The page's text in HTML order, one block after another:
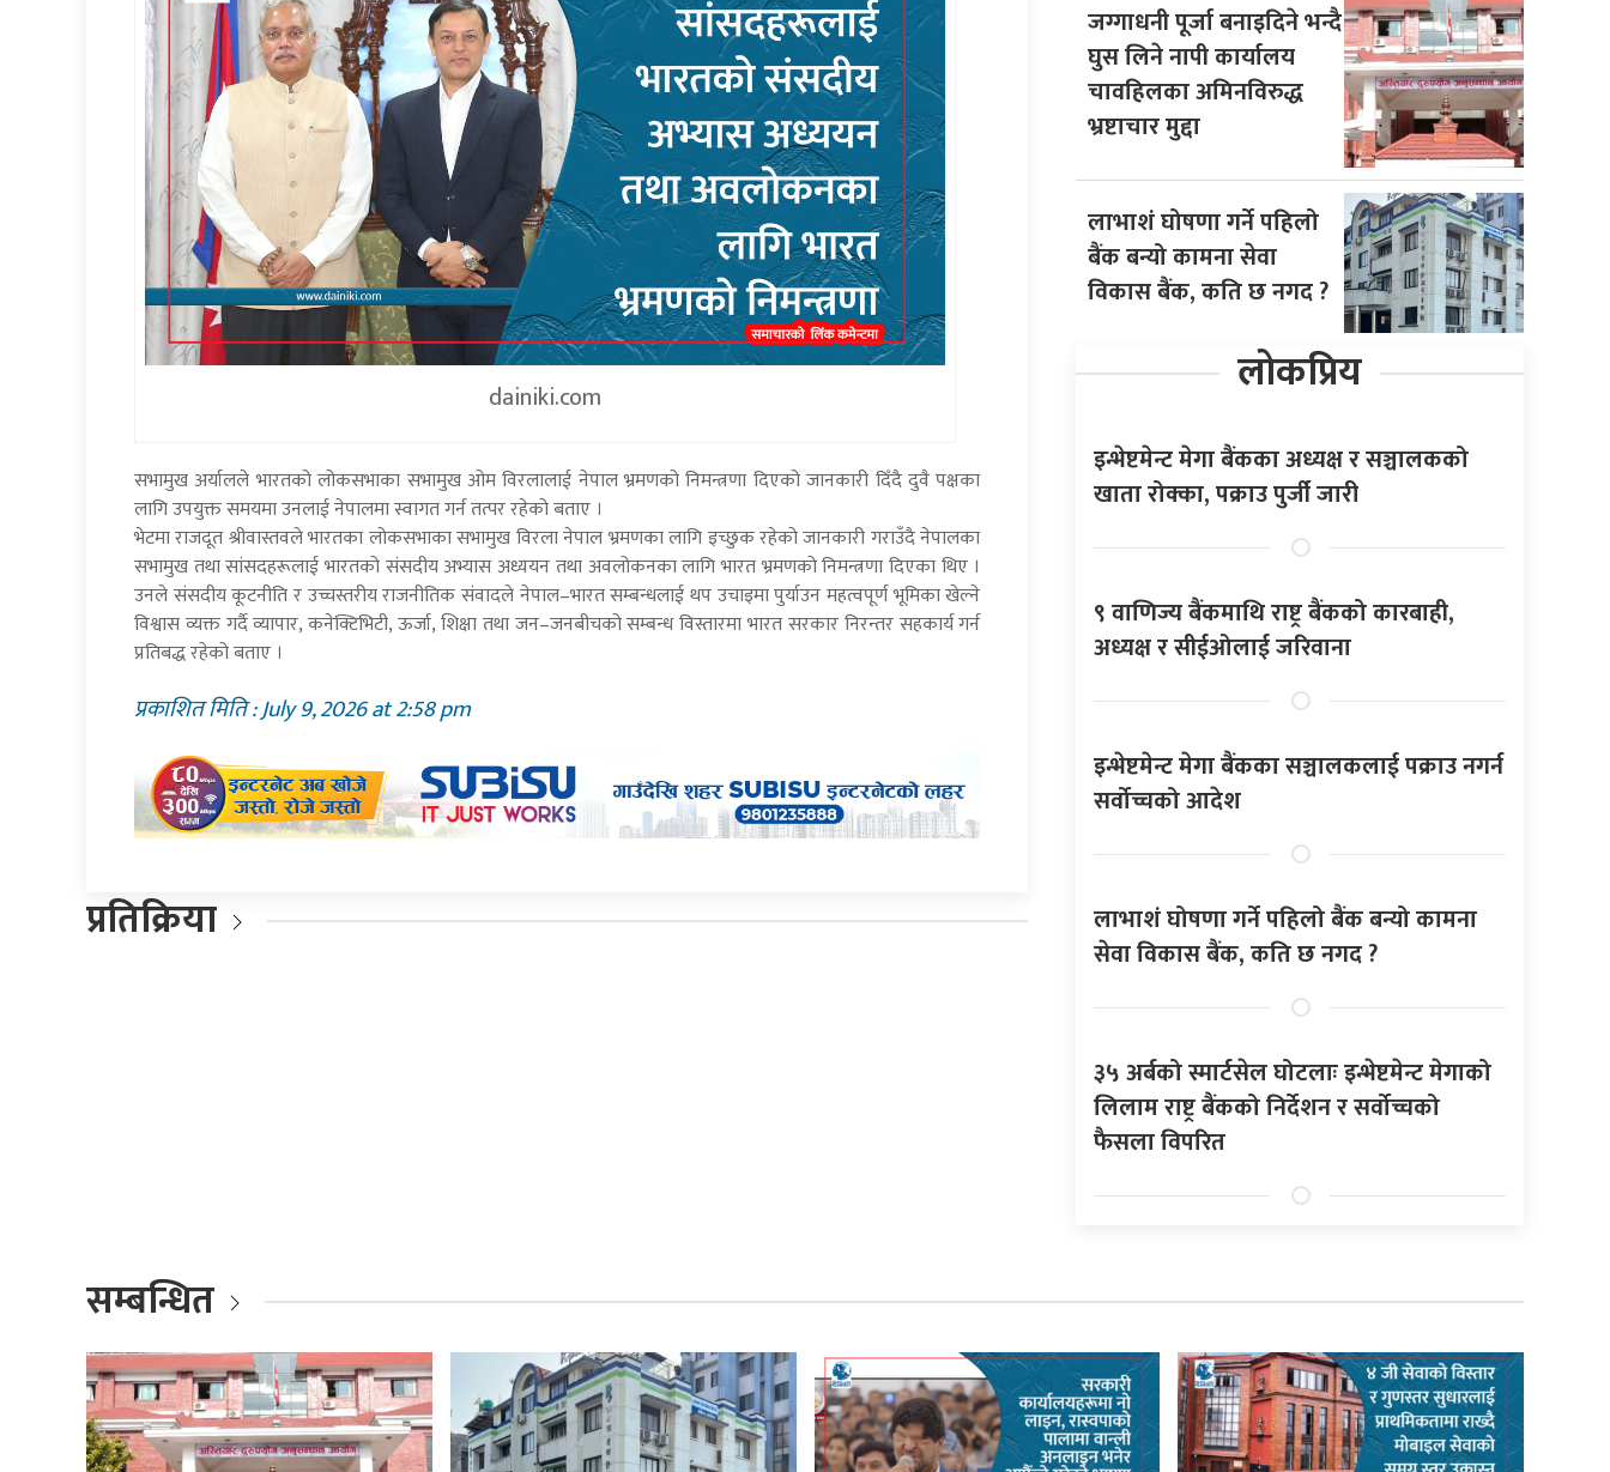
dainiki.com
सभामुख अर्यालले भारतको लोकसभाका सभामुख ओम विरलालाई नेपाल भ्रमणको निमन्त्रणा दिएको जानकारी दिँदै दुवै पक्षका
लागि उपयुक्त समयमा उनलाई नेपालमा स्वागत गर्न तत्पर रहेको बताए ।
भेटमा राजदूत श्रीवास्तवले भारतका लोकसभाका सभामुख विरला नेपाल भ्रमणका लागि इच्छुक रहेको जानकारी गराउँदै नेपालका
सभामुख तथा सांसदहरूलाई भारतको संसदीय अभ्यास अध्ययन तथा अवलोकनका लागि भारत भ्रमणको निमन्त्रणा दिएका थिए ।
उनले संसदीय कूटनीति र उच्चस्तरीय राजनीतिक संवादले नेपाल–भारत सम्बन्धलाई थप उचाइमा पुर्याउन महत्वपूर्ण भूमिका खेल्ने
विश्वास व्यक्त गर्दै व्यापार, कनेक्टिभिटी, ऊर्जा, शिक्षा तथा जन–जनबीचको सम्बन्ध विस्तारमा भारत सरकार निरन्तर सहकार्य गर्न
प्रतिबद्ध रहेको बताए ।
प्रकाशित मिति : July 9, 2026 at 2:58 pm
प्रतिक्रिया
जग्गाधनी पूर्जा बनाइदिने भन्दै
घुस लिने नापी कार्यालय
चावहिलका अमिनविरुद्ध
भ्रष्टाचार मुद्दा
लाभाशं घोषणा गर्ने पहिलो
बैंक बन्यो कामना सेवा
विकास बैंक, कति छ नगद ?
लोकप्रिय
इन्भेष्टमेन्ट मेगा बैंकका अध्यक्ष र सञ्चालकको
खाता रोक्का, पक्राउ पुर्जी जारी
९ वाणिज्य बैंकमाथि राष्ट्र बैंकको कारबाही,
अध्यक्ष र सीईओलाई जरिवाना
इन्भेष्टमेन्ट मेगा बैंकका सञ्चालकलाई पक्राउ नगर्न
सर्वोच्चको आदेश
लाभाशं घोषणा गर्ने पहिलो बैंक बन्यो कामना
सेवा विकास बैंक, कति छ नगद ?
३५ अर्बको स्मार्टसेल घोटलाः इन्भेष्टमेन्ट मेगाको
लिलाम राष्ट्र बैंकको निर्देशन र सर्वोच्चको
फैसला विपरित
सम्बन्धित